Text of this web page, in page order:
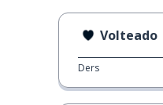
Volteado
Ders